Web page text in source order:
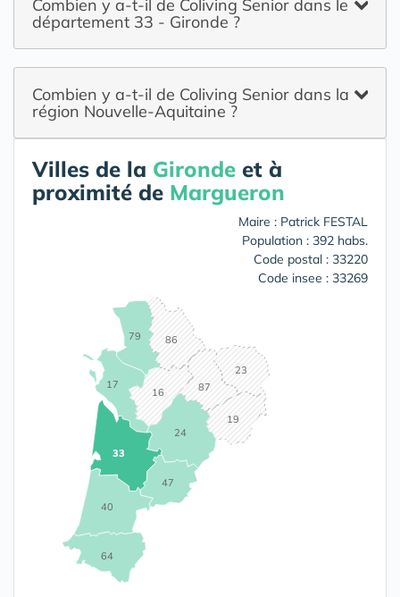
Combien y a-t-il de Coliving Senior dans le
département 33 - Gironde ?
Combien y a-t-il de Coliving Senior dans la
région Nouvelle-Aquitaine ?
Villes de la Gironde et à
proximité de Margueron
Maire : Patrick FESTAL
Population : 392 habs.
Code postal : 33220
Code insee : 33269
16
17
19
23
24
33
40
47
64
79 86
87